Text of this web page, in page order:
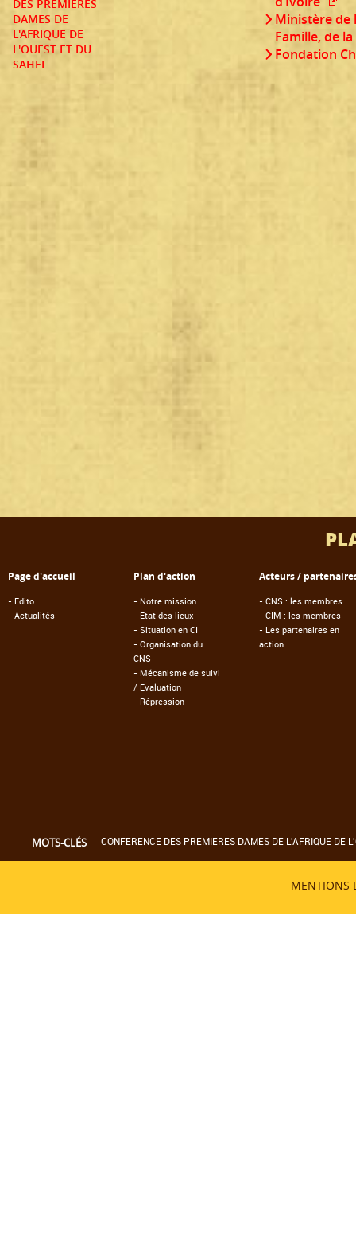
DES PREMIERES
DAMES DE
L'AFRIQUE DE
L'OUEST ET DU
SAHEL
Ministère de
Famille, de
Fondation
Page d'accueil
- Edito
- Actualités
Plan d'action
- Notre mission
- Etat des lieux
- Situation en CI
- Organisation du
CNS
- Mécanisme de suivi
/ Evaluation
- Répression
Acteurs /
- CNS : les membres
- CIM : les membres
- Les partenaires en
action
MOTS-CLÉS CONFERENCE DES PREMIERES DAMES DE L'AFRIQUE DE
MENTIONS